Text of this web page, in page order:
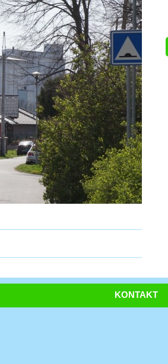
KONTAKT